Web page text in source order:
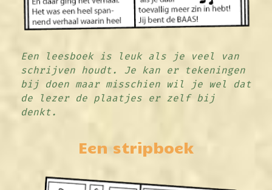
Een leesboek is leuk als je veel van
schrijven houdt. Je kan er tekeningen
bij doen maar misschien wil je wel dat
de lezer de plaatjes er zelf bij
denkt.
Een stripboek